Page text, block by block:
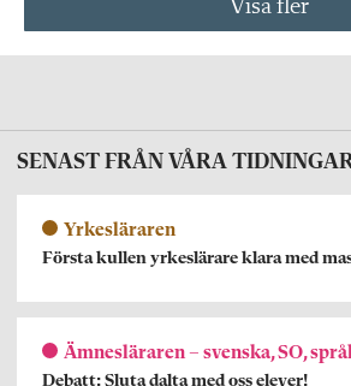
Visa fler
SENAST FRÅN VÅRA
Yrkesläraren
Första kullen yrkeslärare klara med
Ämnesläraren – svenska, SO,
Debatt: Sluta dalta med oss elever!